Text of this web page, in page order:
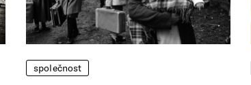
společnost